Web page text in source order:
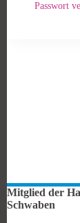
Passwort
Mitglied der
Schwaben